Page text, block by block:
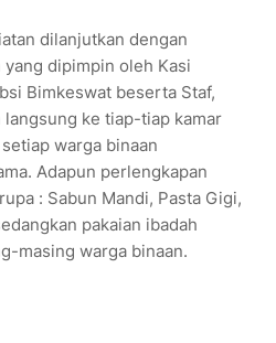
dilanjutkan dengan
dipimpin oleh Kasi
Bimkeswat beserta Staf,
ke tiap-tiap kamar
warga binaan
Adapun perlengkapan
: Sabun Mandi, Pasta Gigi,
pakaian ibadah
masing warga binaan.